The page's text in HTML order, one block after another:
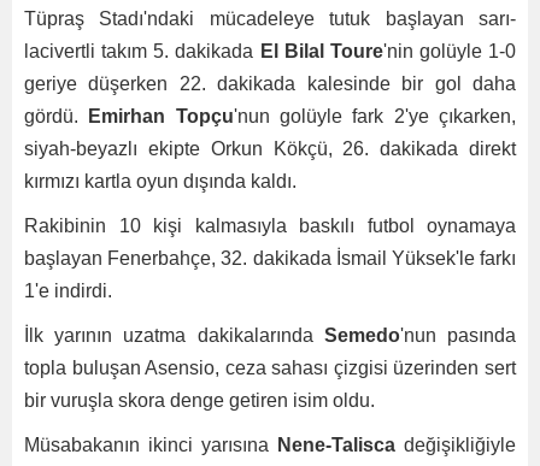
Tüpraş Stadı'ndaki mücadeleye tutuk başlayan sarı-
lacivertli takım 5. dakikada El Bilal Toure'nin golüyle 1-0
geriye düşerken 22. dakikada kalesinde bir gol daha
gördü.
Emirhan Topçu'nun golüyle fark 2'ye çıkarken,
siyah-beyazlı ekipte Orkun Kökçü, 26. dakikada direkt
kırmızı kartla oyun dışında kaldı.
Rakibinin 10 kişi kalmasıyla baskılı futbol oynamaya
başlayan Fenerbahçe, 32. dakikada İsmail Yüksek'le farkı
1'e indirdi.
İlk yarının uzatma dakikalarında Semedo'nun pasında
topla buluşan Asensio, ceza sahası çizgisi üzerinden sert
bir vuruşla skora denge getiren isim oldu.
Müsabakanın ikinci yarısına Nene-Talisca değişikliğiyle